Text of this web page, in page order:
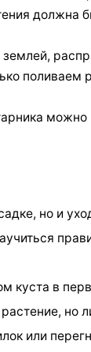
должна
поливаем
но и
куста в
но
или